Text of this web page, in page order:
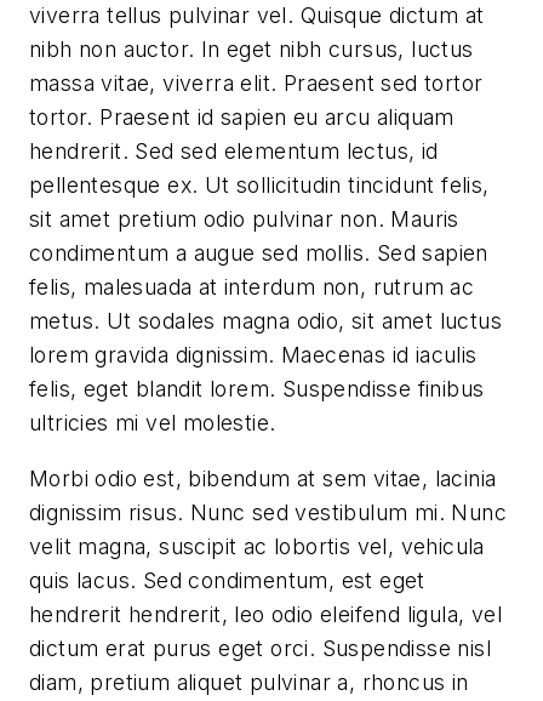
viverra tellus pulvinar vel. Quisque dictum at
nibh non auctor. In eget nibh cursus, luctus
massa vitae, viverra elit. Praesent sed tortor
tortor. Praesent id sapien eu arcu aliquam
hendrerit. Sed sed elementum lectus, id
pellentesque ex. Ut sollicitudin tincidunt felis,
sit amet pretium odio pulvinar non. Mauris
condimentum a augue sed mollis. Sed sapien
felis, malesuada at interdum non, rutrum ac
metus. Ut sodales magna odio, sit amet luctus
lorem gravida dignissim. Maecenas id iaculis
felis, eget blandit lorem. Suspendisse finibus
ultricies mi vel molestie.
Morbi odio est, bibendum at sem vitae, lacinia
dignissim risus. Nunc sed vestibulum mi. Nunc
velit magna, suscipit ac lobortis vel, vehicula
quis lacus. Sed condimentum, est eget
hendrerit hendrerit, leo odio eleifend ligula, vel
dictum erat purus eget orci. Suspendisse nisl
diam, pretium aliquet pulvinar a, rhoncus in